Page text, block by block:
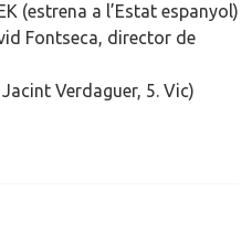
(estrena a l’Estat espanyol)
Fontseca, director de
Verdaguer, 5. Vic)